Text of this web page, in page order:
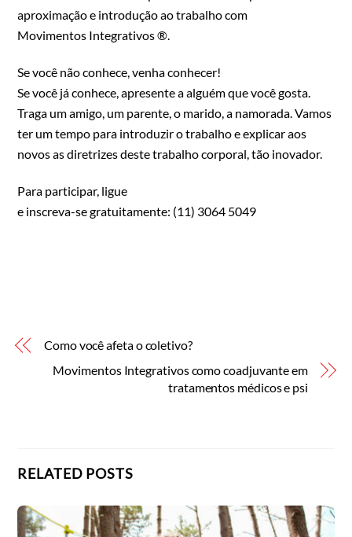
aproximação e introdução ao trabalho com
Movimentos Integrativos ®.
Se você não conhece, venha conhecer!
Se você já conhece, apresente a alguém que você gosta.
Traga um amigo, um parente, o marido, a namorada. Vamos
ter um tempo para introduzir o trabalho e explicar aos
novos as diretrizes deste trabalho corporal, tão inovador.
Para participar, ligue
e inscreva-se gratuitamente: (11) 3064 5049
Como você afeta o coletivo?
Movimentos Integrativos como coadjuvante em
tratamentos médicos e psi
RELATED POSTS